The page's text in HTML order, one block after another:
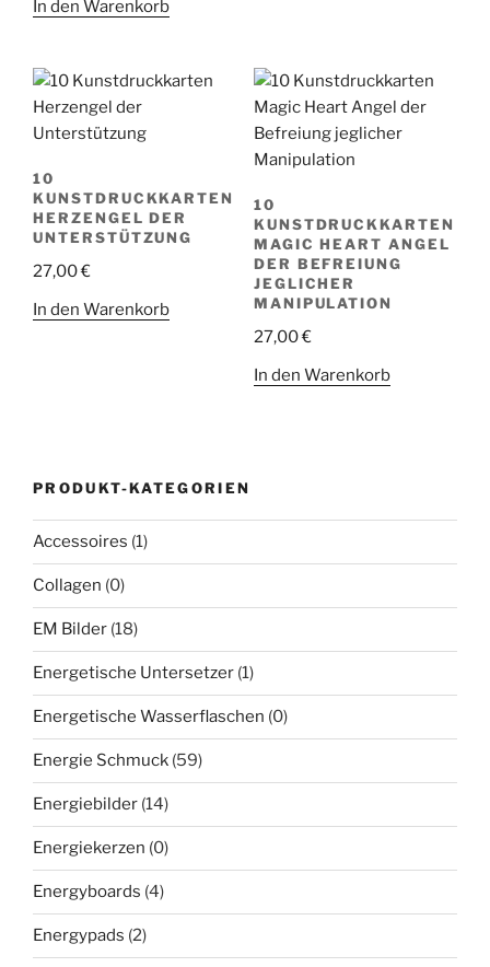
In den Warenkorb
10
KUNSTDRUCKKARTEN
HERZENGEL DER
UNTERSTÜTZUNG
27,00€
In den Warenkorb
10
KUNSTDRUCKKARTEN
MAGIC HEART ANGEL
DER BEFREIUNG
JEGLICHER
MANIPULATION
27,00€
In den Warenkorb
PRODUKT-KATEGORIEN
Accessoires (1)
Collagen (0)
EM Bilder (18)
Energetische Untersetzer (1)
Energetische Wasserflaschen (0)
Energie Schmuck (59)
Energiebilder (14)
Energiekerzen (0)
Energyboards (4)
Energypads (2)